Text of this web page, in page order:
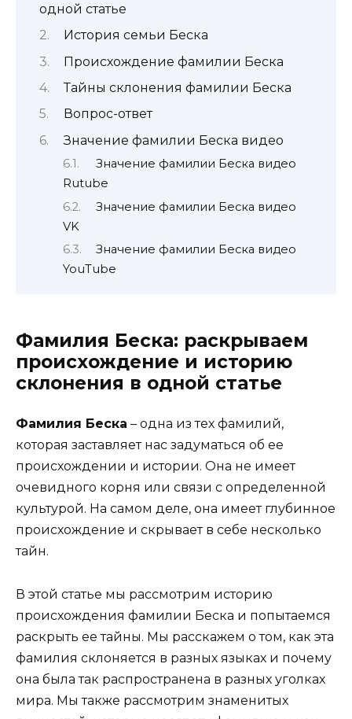
одной статье
История семьи Беска
Происхождение фамилии Беска
Тайны склонения фамилии Беска
Вопрос-ответ
Значение фамилии Беска видео
Значение фамилии Беска видео
Rutube
Значение фамилии Беска видео
VK
Значение фамилии Беска видео
YouTube
Фамилия Беска: раскрываем
происхождение и историю
склонения в одной статье
Фамилия Беска – одна из тех фамилий,
которая заставляет нас задуматься об ее
происхождении и истории. Она не имеет
очевидного корня или связи с определенной
культурой. На самом деле, она имеет глубинное
происхождение и скрывает в себе несколько
тайн.
В этой статье мы рассмотрим историю
происхождения фамилии Беска и попытаемся
раскрыть ее тайны. Мы расскажем о том, как эта
фамилия склоняется в разных языках и почему
она была так распространена в разных уголках
мира. Мы также рассмотрим знаменитых